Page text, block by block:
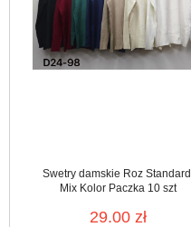
Swetry damskie Roz Standard,
Mix Kolor Paczka 10 szt
29.00 zł